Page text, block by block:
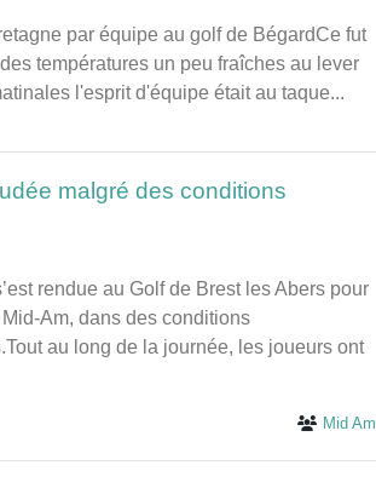
par équipe au golf de BégardCe fut
températures un peu fraîches au lever
l'esprit d'équipe était au taque...
malgré des conditions
rendue au Golf de Brest les Abers pour
Am, dans des conditions
au long de la journée, les joueurs ont
Mid Am